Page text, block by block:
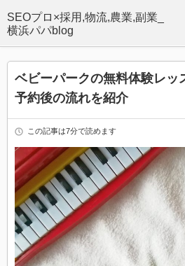
SEOプロ×採用,物流,農業,副業_
横浜パパblog
ベビーパークの無料体験レッ
予約後の流れを紹介
この記事は7分で読めます